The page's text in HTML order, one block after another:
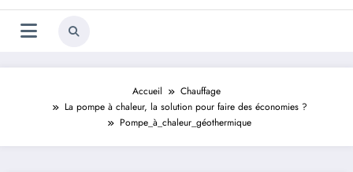
Accueil
Chauffage
La pompe à chaleur, la solution pour faire des économies ?
Pompe_à_chaleur_géothermique